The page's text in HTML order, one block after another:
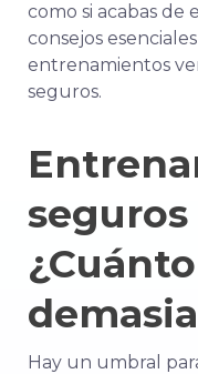
como si acabas de
consejos
entrenamientos
seguros.
Hay un umbral